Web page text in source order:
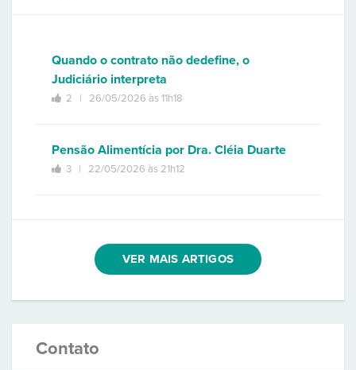
Quando o contrato não dedefine, o
Judiciário interpreta
2 | 26/05/2026 às 11h18
Pensão Alimentícia por Dra. Cléia Duarte
3 | 22/05/2026 às 21h12
VER MAIS ARTIGOS
Contato